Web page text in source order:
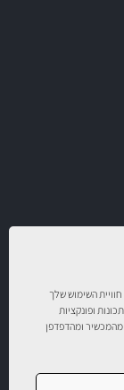
חוויית השימוש שלך
ופונקציות
ומהדפדפן